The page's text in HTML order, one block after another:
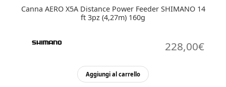
Canna AERO X5A Distance Power Feeder SHIMANO 14
ft 3pz (4,27m) 160g
228,00€
Aggiungi al carrello